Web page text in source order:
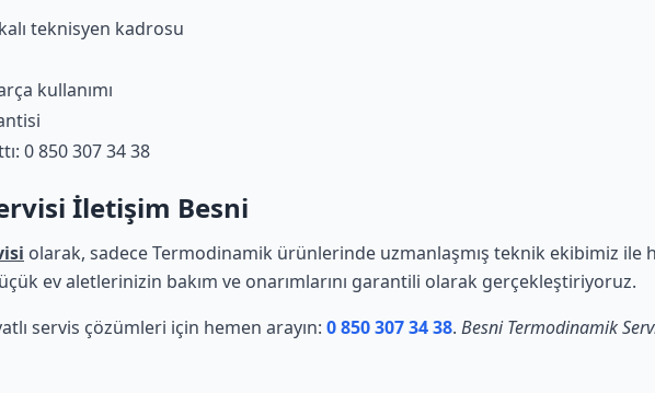
teknisyen kadrosu
kullanımı
0 850 307 34 38
İletişim Besni
olarak, sadece Termodinamik ürünlerinde uzmanlaşmış teknik ekibimiz ile
ev aletlerinizin bakım ve onarımlarını garantili olarak gerçekleştiriyoruz.
servis çözümleri için hemen arayın: 0 850 307 34 38. Besni Termodinamik